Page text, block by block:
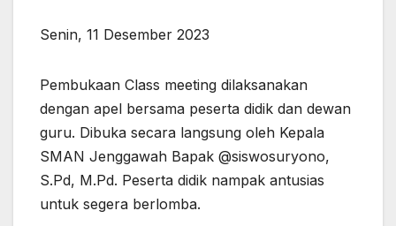
Senin, 11 Desember 2023
Pembukaan Class meeting dilaksanakan
dengan apel bersama peserta didik dan dewan
guru. Dibuka secara langsung oleh Kepala
SMAN Jenggawah Bapak @siswosuryono,
S.Pd, M.Pd. Peserta didik nampak antusias
untuk segera berlomba.